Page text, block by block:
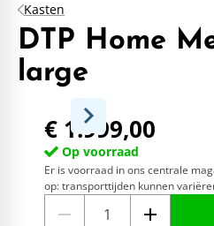
Kasten
DTP Home
large
€ 1.999,00
Op voorraad
Er is voorraad in ons centrale
op: transporttijden kunnen